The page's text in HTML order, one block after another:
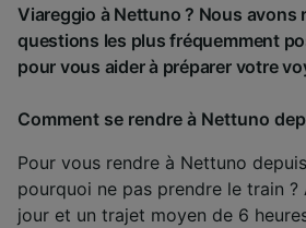
Viareggio à Nettuno ? Nous avons
questions les plus fréquemment
pour vous aider à préparer votre
Comment se rendre à Nettuno
Pour vous rendre à Nettuno
pourquoi ne pas prendre le train ?
jour et un trajet moyen de 6